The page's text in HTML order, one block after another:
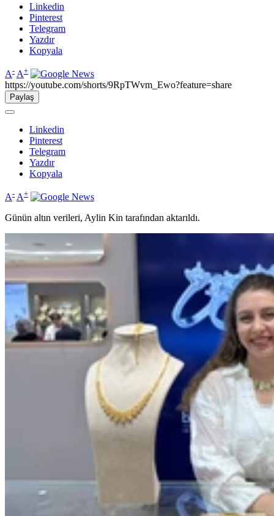
Linkedin
Pinterest
Telegram
Yazdır
Kopyala
A- A+
https://youtube.com/shorts/9RpTWvm_Ewo?feature=share
Paylaş
Linkedin
Pinterest
Telegram
Yazdır
Kopyala
A- A+
Günün altın verileri, Aylin Kin tarafından aktarıldı.